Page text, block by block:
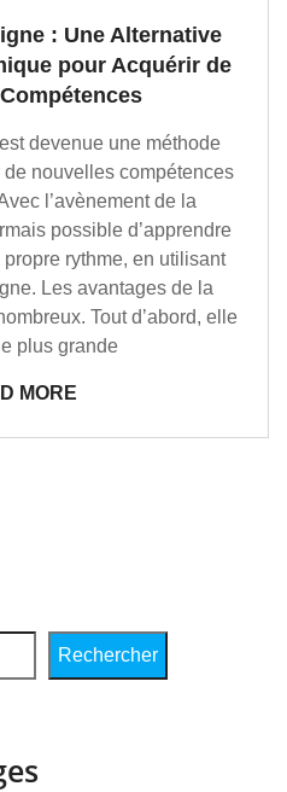
: Une Alternative
pour Acquérir de
devenue une méthode
nouvelles compétences
l’avènement de la
possible d’apprendre
rythme, en utilisant
Les avantages de la
Tout d’abord, elle
plus grande
MORE
Rechercher